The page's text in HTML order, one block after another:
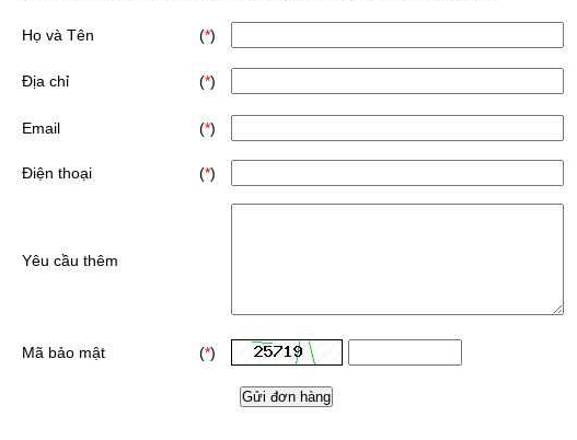
Họ và Tên (*)
Địa chỉ (*)
Email (*)
Điện thoại (*)
Yêu cầu thêm
Mã bảo mật (*)